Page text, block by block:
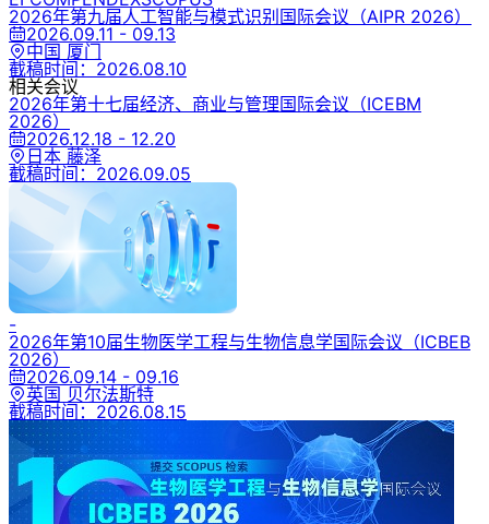
2026年第九届人工智能与模式识别国际会议 （AIPR 2026）
2026.09.11 - 09.13
中国 厦门
截稿时间： 2026.08.10
相关会议
2026年第十七届经济、商业与管理国际会议 （ICEBM
2026）
2026.12.18 - 12.20
日本 藤泽
截稿时间： 2026.09.05
-
2026年第10届生物医学工程与生物信息学国际会议 （ICBEB
2026）
2026.09.14 - 09.16
英国 贝尔法斯特
截稿时间： 2026.08.15